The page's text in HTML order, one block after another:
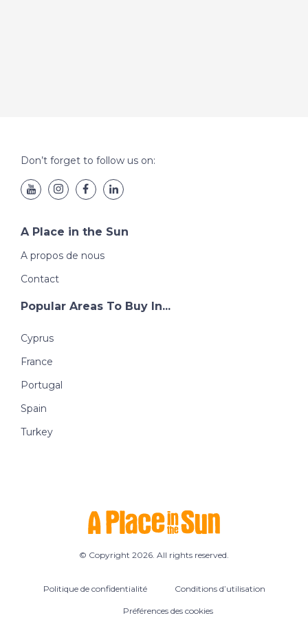
Don’t forget to follow us on:
A Place in the Sun
A propos de nous
Contact
Popular Areas To Buy In...
Cyprus
France
Portugal
Spain
Turkey
© Copyright 2026. All rights reserved.
Politique de confidentialité Conditions d’utilisation
Préférences des cookies